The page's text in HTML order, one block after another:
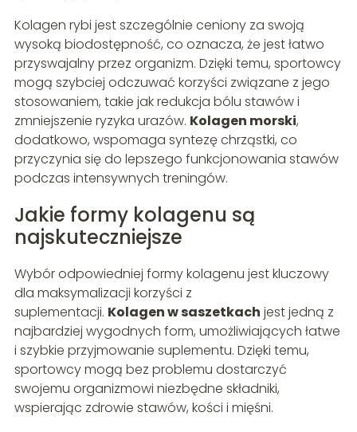
Kolagen rybi jest szczególnie ceniony za swoją
wysoką biodostępność, co oznacza, że jest łatwo
przyswajalny przez organizm. Dzięki temu, sportowcy
mogą szybciej odczuwać korzyści związane z jego
stosowaniem, takie jak redukcja bólu stawów i
zmniejszenie ryzyka urazów. Kolagen morski,
dodatkowo, wspomaga syntezę chrząstki, co
przyczynia się do lepszego funkcjonowania stawów
podczas intensywnych treningów.
Jakie formy kolagenu są
najskuteczniejsze
Wybór odpowiedniej formy kolagenu jest kluczowy
dla maksymalizacji korzyści z
suplementacji. Kolagen w saszetkach jest jedną z
najbardziej wygodnych form, umożliwiających łatwe
i szybkie przyjmowanie suplementu. Dzięki temu,
sportowcy mogą bez problemu dostarczyć
swojemu organizmowi niezbędne składniki,
wspierając zdrowie stawów, kości i mięśni.